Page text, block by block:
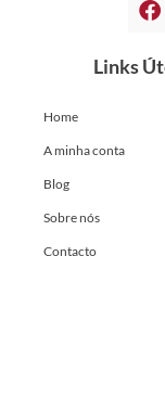
Links
Home
A minha conta
Blog
Sobre nós
Contacto